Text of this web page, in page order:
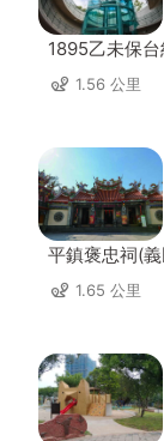
1895乙未保
1.56 公里
平鎮褒忠祠(
1.65 公里